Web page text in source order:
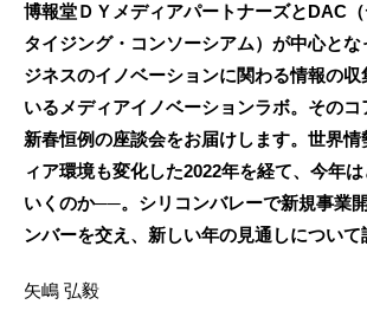
博報堂ＤＹメディアパートナーズとDAC
タイジング・コンソーシアム）が中心と
ジネスのイノベーションに関わる情報の収
いるメディアイノベーションラボ。そのコ
新春恒例の座談会をお届けします。世界
ィア環境も変化した2022年を経て、今年
いくのか──。シリコンバレーで新規事業
ンバーを交え、新しい年の見通しについて
矢嶋 弘毅